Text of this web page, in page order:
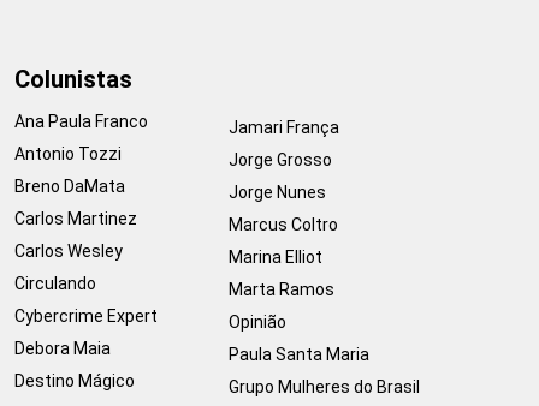
Colunistas
Ana Paula Franco
Antonio Tozzi
Breno DaMata
Carlos Martinez
Carlos Wesley
Circulando
Cybercrime Expert
Debora Maia
Destino Mágico
Jamari França
Jorge Grosso
Jorge Nunes
Marcus Coltro
Marina Elliot
Marta Ramos
Opinião
Paula Santa Maria
Grupo Mulheres do Brasil